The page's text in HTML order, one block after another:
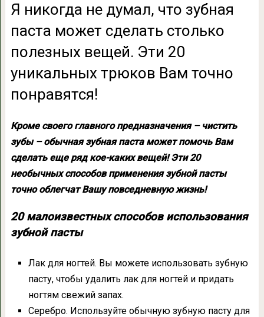
Я никогда не думал, что зубная
паста может сделать столько
полезных вещей. Эти 20
уникальных трюков Вам точно
понравятся!
Кроме своего главного предназначения – чистить
зубы – обычная зубная паста может помочь Вам
сделать еще ряд кое-каких вещей! Эти 20
необычных способов применения зубной пасты
точно облегчат Вашу повседневную жизнь!
20 малоизвестных способов использования
зубной пасты
Лак для ногтей. Вы можете использовать зубную
пасту, чтобы удалить лак для ногтей и придать
ногтям свежий запах.
Серебро. Используйте обычную зубную пасту для